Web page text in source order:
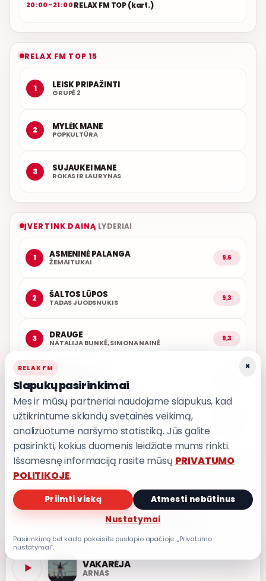
20:00–21:00RELAX FM TOP (kart.)
RELAX FM TOP 15
1 LEISK PRIPAŽINTI
GRUPĖ 2
2 MYLĖK MANE
POPKULTŪRA
3 SUJAUKEI MANE
ROKAS IR LAURYNAS
ĮVERTINK DAINĄ LYDERIAI
1 ASMENINĖ PALANGA
ŽEMAITUKAI 9,6
2 ŠALTOS LŪPOS
TADAS JUODSNUKIS 9,3
3 DRAUGE
NATALIJA BUNKĖ, SIMONA NAINĖ 9,3
POPKULTŪRA
5 AŠ ATVAŽIUOJU
PRIVATUMO POLITIKA
Privatumo nustatymai
VAKARĖJA
ARNAS
×
RELAX FM
Slapukų pasirinkimai
Mes ir mūsų partneriai naudojame slapukus, kad
užtikrintume sklandų svetainės veikimą,
analizuotume naršymo statistiką. Jūs galite
pasirinkti, kokius duomenis leidžiate mums rinkti.
Išsamesnę informaciją rasite mūsų PRIVATUMO
POLITIKOJE.
Priimti viską
Atmesti nebūtinus
Nustatymai
Pasirinkimą bet kada pakeisite puslapio apačioje: „Privatumo
nustatymai“.